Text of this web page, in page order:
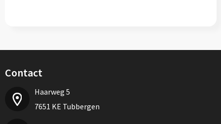
Contact
Haarweg 5
7651 KE Tubbergen